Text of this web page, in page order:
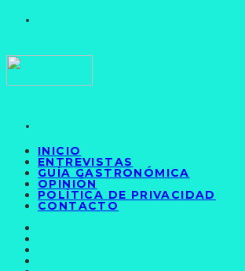
INICIO
ENTREVISTAS
GUÍA GASTRONÓMICA
OPINIÓN
POLÍTICA DE PRIVACIDAD
CONTACTO